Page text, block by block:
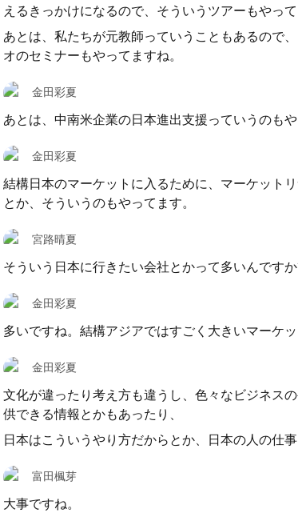
えるきっかけになるので、そういうツアーもやって
あとは、私たちが元教師っていうこともあるので
オのセミナーもやってますね。
金田彩夏
あとは、中南米企業の日本進出支援っていうのもや
金田彩夏
結構日本のマーケットに入るために、マーケット
とか、そういうのもやってます。
宮路晴夏
そういう日本に行きたい会社とかって多いんです
金田彩夏
多いですね。結構アジアではすごく大きいマーケッ
金田彩夏
文化が違ったり考え方も違うし、色々なビジネス
供できる情報とかもあったり、
日本はこういうやり方だからとか、日本の人の仕
富田楓芽
大事ですね。